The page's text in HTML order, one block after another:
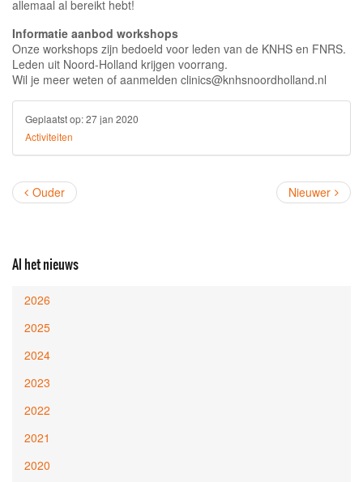
allemaal al bereikt hebt!
Informatie aanbod workshops
Onze workshops zijn bedoeld voor leden van de KNHS en FNRS.
Leden uit Noord-Holland krijgen voorrang.
Wil je meer weten of aanmelden clinics@knhsnoordholland.nl
Geplaatst op:27 jan 2020
Activiteiten
Ouder Nieuwer
Al het nieuws
2026
2025
2024
2023
2022
2021
2020